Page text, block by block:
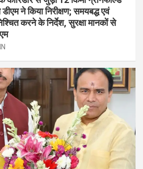
ने किया निरीक्षण; समयबद्ध एवं
करने के निर्देश, सुरक्षा मानकों से